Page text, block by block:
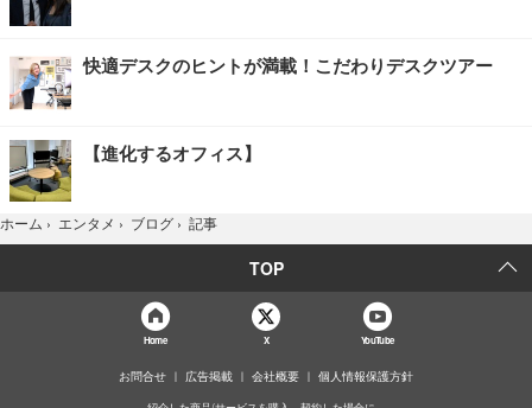
快適デスクのヒントが満載！こだわりデスクツアー
【進化するオフィス】
ホーム › エンタメ › ブログ › 記事
TOP
Home X YouTube
お問合せ 広告掲載 会社概要 個人情報保護方針